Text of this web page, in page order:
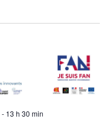
- 13 h 30 min